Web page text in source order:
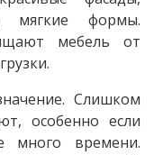
мягкие формы.
мебель от
Слишком
особенно если
много времени.